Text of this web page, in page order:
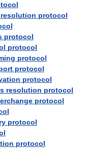
protocol
protocol
protocol
protocol
protocol
protocol
resolution protocol
protocol
protocol
protocol